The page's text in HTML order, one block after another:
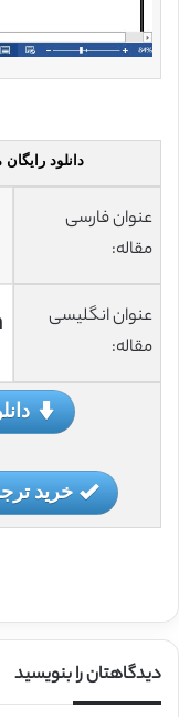
دانلود
عنوان فارسی
مقاله:
عنوان انگلیسی
مقاله:
خرید
دیدگاهتان را بنویسید